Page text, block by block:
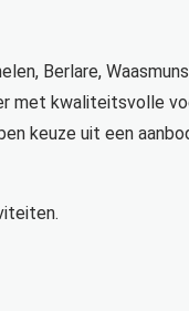
Berlare,
met kwaliteitsvolle
keuze uit een